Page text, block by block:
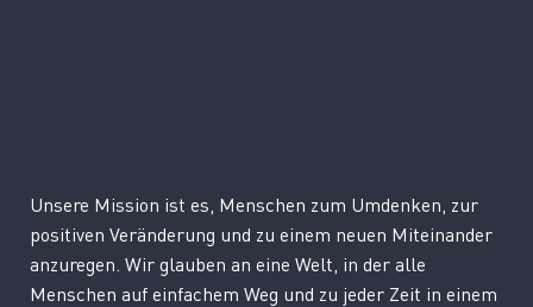
Unsere Mission ist es, Menschen zum Umdenken, zur
positiven Veränderung und zu einem neuen Miteinander
anzuregen. Wir glauben an eine Welt, in der alle
Menschen auf einfachem Weg und zu jeder Zeit in einem